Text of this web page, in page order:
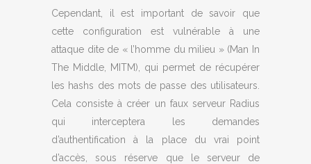
Cependant, il est important de savoir que
cette configuration est vulnérable à une
attaque dite de « l’homme du milieu » (Man In
The Middle, MITM), qui permet de récupérer
les hashs des mots de passe des utilisateurs.
Cela consiste à créer un faux serveur Radius
qui interceptera les demandes
d’authentification à la place du vrai point
d’accès, sous réserve que le serveur de